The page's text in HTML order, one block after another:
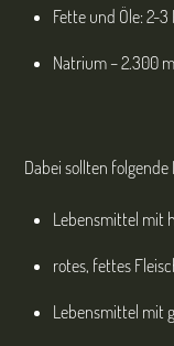
Fette und Öle: 2-
Natrium – 2.300
Dabei sollten
Lebensmittel mit
rotes, fettes
Lebensmittel mit